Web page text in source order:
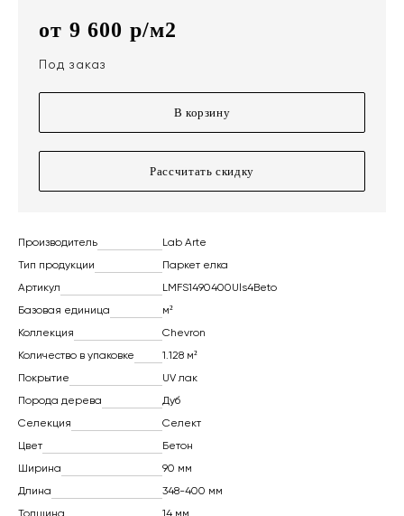
от 9 600 р/м2
Под заказ
В корзину
Рассчитать скидку
Производитель
Lab Arte
Тип продукции
Паркет елка
Артикул
LMFS1490400Uls4Beto
Базовая единица
м²
Коллекция
Chevron
Количество в упаковке
1.128 м²
Покрытие
UV лак
Порода дерева
Дуб
Селекция
Селект
Цвет
Бетон
Ширина
90 мм
Длина
348-400 мм
Толщина
14 мм